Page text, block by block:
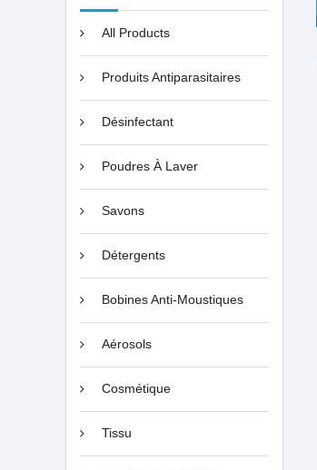
All Products
Produits Antiparasitaires
Désinfectant
Poudres À Laver
Savons
Détergents
Bobines Anti-Moustiques
Aérosols
Cosmétique
Tissu